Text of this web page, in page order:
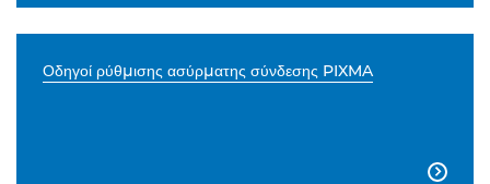
Οδηγοί ρύθμισης ασύρματης σύνδεσης PIXMA
